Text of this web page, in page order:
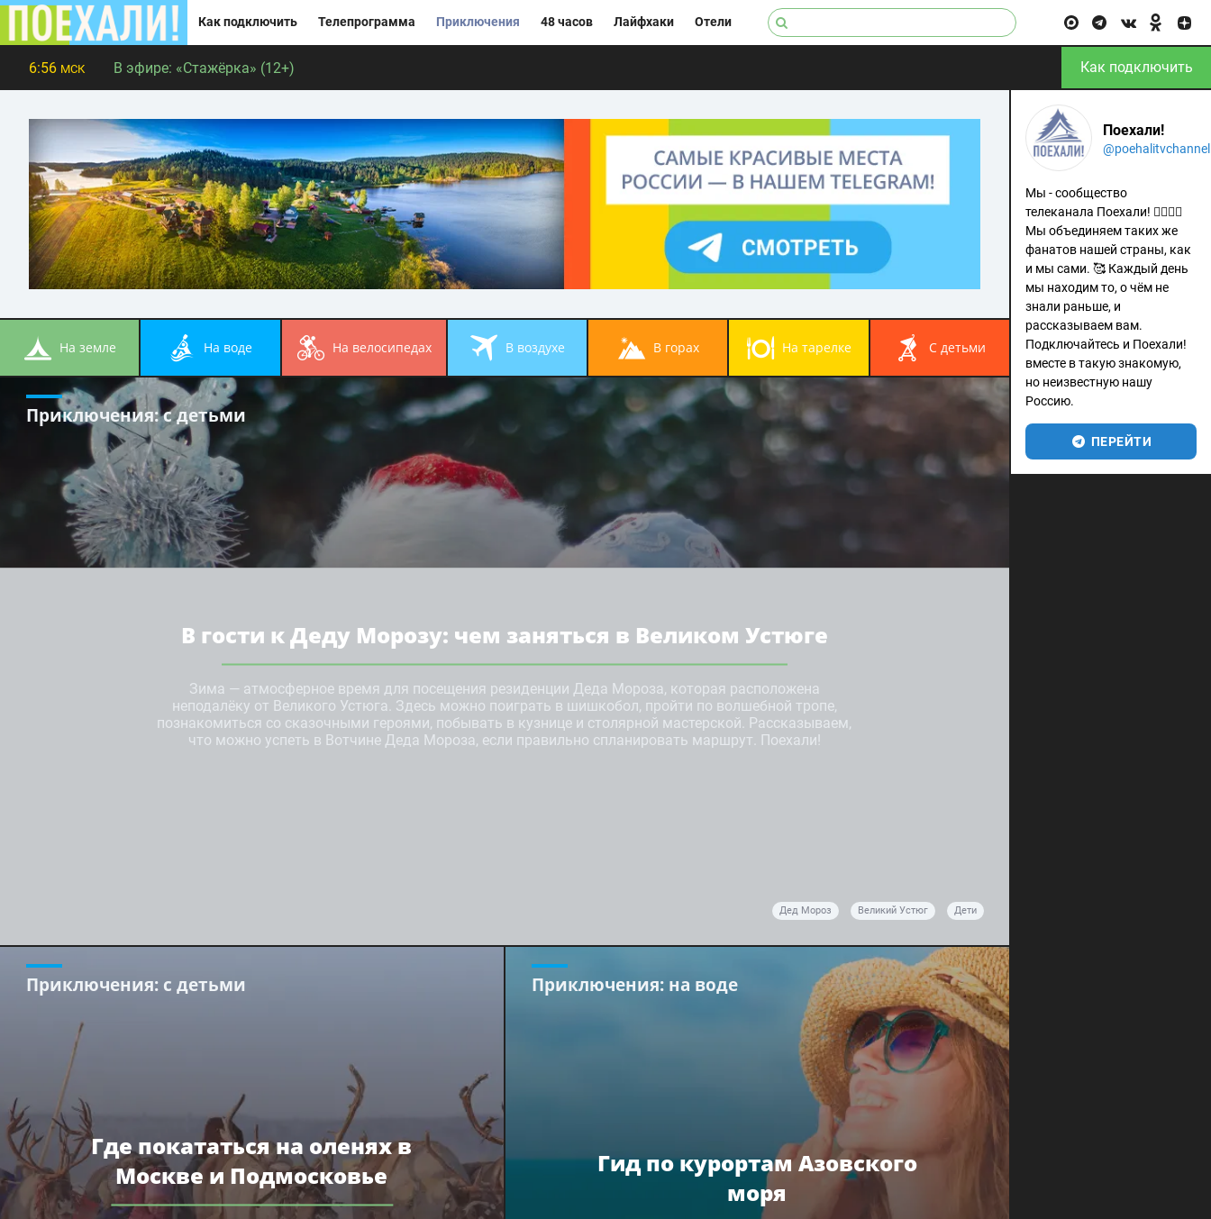
Как подключить Телепрограмма Приключения 48 часов Лайфхаки Отели
6:56 МСК В эфире: «Стажёрка» (12+) Как подключить
на земле на воде на велосипедах в воздухе в горах на тарелке с детьми
Приключения: с детьми
В гости к Деду Морозу: чем заняться в Великом Устюге
Зима — атмосферное время для посещения резиденции Деда Мороза, которая расположена
неподалёку от Великого Устюга. Здесь можно поиграть в шишкобол, пройти по волшебной тропе,
познакомиться со сказочными героями, побывать в кузнице и столярной мастерской. Рассказываем,
что можно успеть в Вотчине Деда Мороза, если правильно спланировать маршрут. Поехали!
Дед Мороз Великий Устюг Дети
Приключения: с детьми
Где покататься на оленях в
Москве и Подмосковье
Приключения: на воде
Гид по курортам Азовского
моря
Поехали!
@poehalitvchannel
Мы - сообщество
телеканала Поехали! 🙋‍♂️🙋‍♀️
Мы объединяем таких же
фанатов нашей страны, как
и мы сами. 🥰 Каждый день
мы находим то, о чём не
знали раньше, и
рассказываем вам.
Подключайтесь и Поехали!
вместе в такую знакомую,
но неизвестную нашу
Россию.
ПЕРЕЙТИ